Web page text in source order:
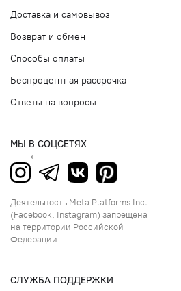
Доставка и самовывоз
Возврат и обмен
Способы оплаты
Беспроцентная рассрочка
Ответы на вопросы
МЫ В СОЦСЕТЯХ
Деятельность Meta Platforms Inc.
(Facebook, Instagram) запрещена
на территории Российской
Федерации
СЛУЖБА ПОДДЕРЖКИ